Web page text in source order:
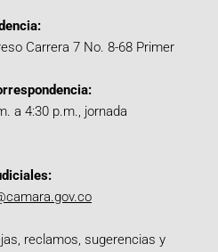
Carrera 7 No. 8-68 Primer
a 4:30 p.m., jornada
reclamos, sugerencias y